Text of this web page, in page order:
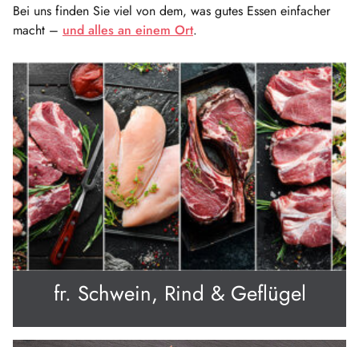
Bei uns finden Sie viel von dem, was gutes Essen einfacher
macht – und alles an einem Ort.
fr. Schwein, Rind & Geflügel